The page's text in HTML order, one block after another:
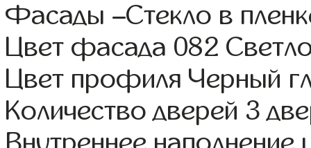
Фасады –Стекло в
Цвет фасада 082
Цвет профиля Черный
Количество дверей 3